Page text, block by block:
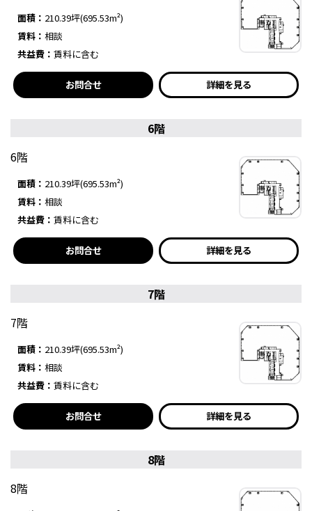
面積： 210.39坪(695.53m²)
賃料： 相談
共益費： 賃料に含む
お問合せ 詳細を見る
6階
6階
面積： 210.39坪(695.53m²)
賃料： 相談
共益費： 賃料に含む
お問合せ 詳細を見る
7階
7階
面積： 210.39坪(695.53m²)
賃料： 相談
共益費： 賃料に含む
お問合せ 詳細を見る
8階
8階